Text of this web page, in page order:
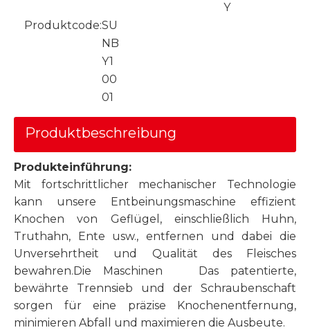
Y
Produktcode:SU
NB
Y1
00
01
Produktbeschreibung
Produkteinführung:
Mit fortschrittlicher mechanischer Technologie
kann unsere Entbeinungsmaschine effizient
Knochen von Geflügel, einschließlich Huhn,
Truthahn, Ente usw., entfernen und dabei die
Unversehrtheit und Qualität des Fleisches
bewahren.Die Maschinen Das patentierte,
bewährte Trennsieb und der Schraubenschaft
sorgen für eine präzise Knochenentfernung,
minimieren Abfall und maximieren die Ausbeute.